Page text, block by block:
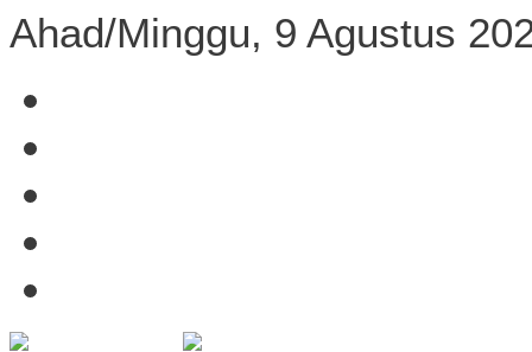
Ahad/Minggu, 9 Agustus